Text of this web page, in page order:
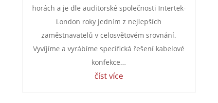
horách a je dle auditorské společnosti Intertek-
London roky jedním z nejlepších
zaměstnavatelů v celosvětovém srovnání.
Vyvíjíme a vyrábíme specifická řešení kabelové
konfekce...
číst více